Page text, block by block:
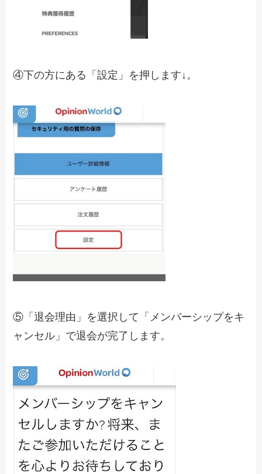
④下の方にある「設定」を押します↓。
⑤「退会理由」を選択して「メンバーシップをキ
ャンセル」で退会が完了します。